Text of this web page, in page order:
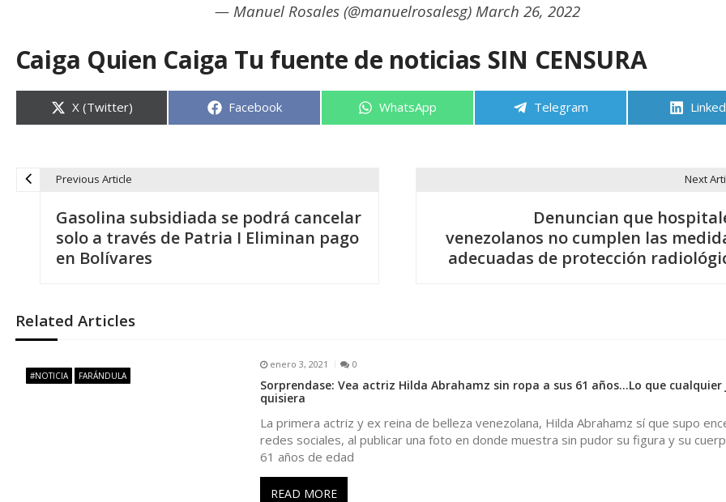
— Manuel Rosales (@manuelrosalesg)March 26, 2022
Caiga Quien Caiga Tu fuente de noticias SIN CENSURA
Compartir
en
X (Twitter) Compartir
Facebook Compartir
WhatsApp Compartir
Telegram
e
g
Previous Article
Gasolina subsidiada se podrá cancelar
solo a través de Patria I Eliminan pago
en Bolívares
Next
Denuncian que
venezolanos no cumplen las
adecuadas de protección
Related Articles
#NOTICIA FARÁNDULA
enero 3, 2021 0
Sorprendase: Vea actriz Hilda Abrahamz sin ropa a sus 61 años…Lo que
quisiera
La primera actriz y ex reina de belleza venezolana, Hilda Abrahamz sí que supo
redes sociales, al publicar una foto en donde muestra sin pudor su figura y su
61 años de edad
READ MORE